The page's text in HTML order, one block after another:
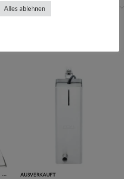
Aqua Rebell Glass Lily Pipe Cut AUSVERKAUFT
Alles ablehnen